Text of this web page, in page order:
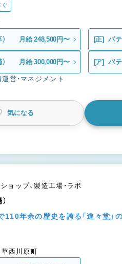
ぐ
月給 248,500円〜 [正] パ
月給 300,000円〜 [ア] パ
営・マネジメント
気になる
ョップ、製造工場・ラボ
年余の歴史を誇る「進々堂」
京都市伏見区 深草西川原町